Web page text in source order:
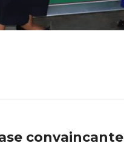
convaincante